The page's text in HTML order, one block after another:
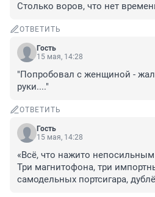
Столько воров, что нет
ОТВЕТИТЬ
Гость
15 мая, 14:28
"Попробовал с женщиной -
руки...."
ОТВЕТИТЬ
Гость
15 мая, 14:28
«Всё, что нажито
Три магнитофона, три
самодельных портсигара,